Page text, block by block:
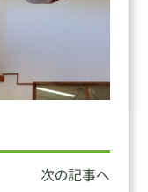
次の記事へ